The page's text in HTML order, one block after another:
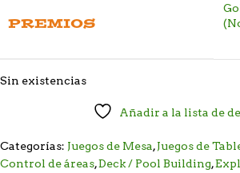
PREMIOS
Sin existencias
Añadir a la lista de
Categorías: Juegos de Mesa,Juegos de
Control de áreas,Deck / Pool Building,